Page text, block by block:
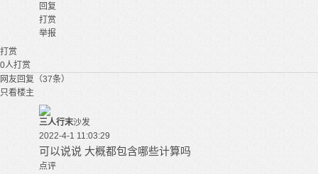
回复
打赏
举报
打赏
0人打赏
网友回复（37条）
只看楼主
三人行末沙发
2022-4-1 11:03:29
可以说说 大概都包含哪些计算吗
点评